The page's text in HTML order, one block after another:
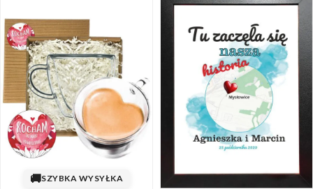
🚚SZYBKA WYSYŁKA